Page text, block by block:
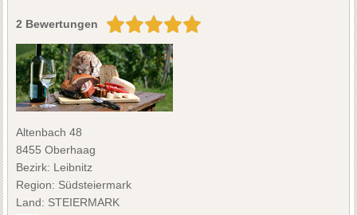
2 Bewertungen
Altenbach 48
8455 Oberhaag
Bezirk: Leibnitz
Region: Südsteiermark
Land: STEIERMARK